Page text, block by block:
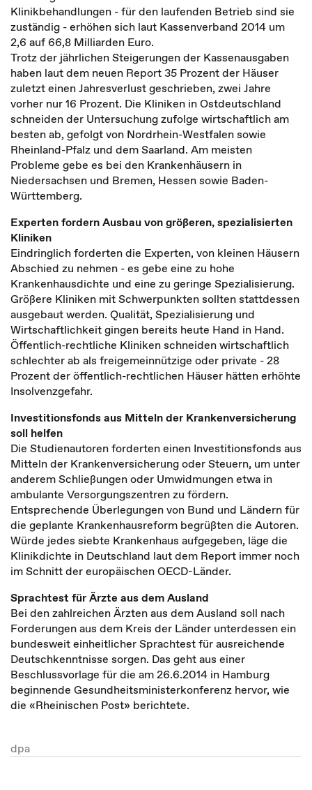
Klinikbehandlungen - für den laufenden Betrieb sind sie
zuständig - erhöhen sich laut Kassenverband 2014 um
2,6 auf 66,8 Milliarden Euro.
Trotz der jährlichen Steigerungen der Kassenausgaben
haben laut dem neuen Report 35 Prozent der Häuser
zuletzt einen Jahresverlust geschrieben, zwei Jahre
vorher nur 16 Prozent. Die Kliniken in Ostdeutschland
schneiden der Untersuchung zufolge wirtschaftlich am
besten ab, gefolgt von Nordrhein-Westfalen sowie
Rheinland-Pfalz und dem Saarland. Am meisten
Probleme gebe es bei den Krankenhäusern in
Niedersachsen und Bremen, Hessen sowie Baden-
Württemberg.
Experten fordern Ausbau von größeren, spezialisierten
Kliniken
Eindringlich forderten die Experten, von kleinen Häusern
Abschied zu nehmen - es gebe eine zu hohe
Krankenhausdichte und eine zu geringe Spezialisierung.
Größere Kliniken mit Schwerpunkten sollten stattdessen
ausgebaut werden. Qualität, Spezialisierung und
Wirtschaftlichkeit gingen bereits heute Hand in Hand.
Öffentlich-rechtliche Kliniken schneiden wirtschaftlich
schlechter ab als freigemeinnützige oder private - 28
Prozent der öffentlich-rechtlichen Häuser hätten erhöhte
Insolvenzgefahr.
Investitionsfonds aus Mitteln der Krankenversicherung
soll helfen
Die Studienautoren forderten einen Investitionsfonds aus
Mitteln der Krankenversicherung oder Steuern, um unter
anderem Schließungen oder Umwidmungen etwa in
ambulante Versorgungszentren zu fördern.
Entsprechende Überlegungen von Bund und Ländern für
die geplante Krankenhausreform begrüßten die Autoren.
Würde jedes siebte Krankenhaus aufgegeben, läge die
Klinikdichte in Deutschland laut dem Report immer noch
im Schnitt der europäischenOECD-Länder.
Sprachtest für Ärzte aus dem Ausland
Bei den zahlreichen Ärzten aus dem Ausland soll nach
Forderungen aus dem Kreis der Länder unterdessen ein
bundesweit einheitlicher Sprachtest für ausreichende
Deutschkenntnisse sorgen. Das geht aus einer
Beschlussvorlage für die am 26.6.2014 in Hamburg
beginnende Gesundheitsministerkonferenz hervor, wie
die «Rheinischen Post» berichtete.
dpa